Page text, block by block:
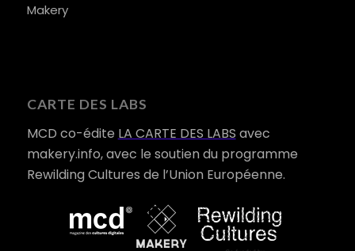
Makery
CARTE DES LABS
MCD co-édite LA CARTE DES LABS avec
makery.info, avec le soutien du programme
Rewilding Cultures de l’Union Européenne.